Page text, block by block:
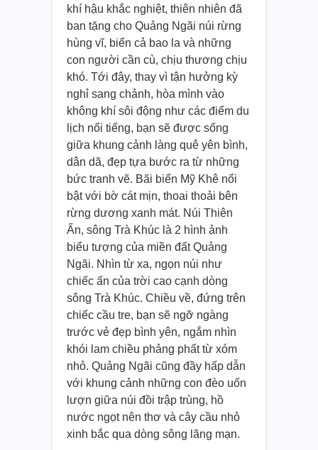
khí hậu khắc nghiệt, thiên nhiên đã
ban tặng cho Quảng Ngãi núi rừng
hùng vĩ, biển cả bao la và những
con người cần cù, chịu thương chịu
khó. Tới đây, thay vì tận hưởng kỳ
nghỉ sang chảnh, hòa mình vào
không khí sôi động như các điểm du
lịch nổi tiếng, bạn sẽ được sống
giữa khung cảnh làng quê yên bình,
dân dã, đẹp tựa bước ra từ những
bức tranh vẽ. Bãi biển Mỹ Khê nổi
bật với bờ cát mịn, thoai thoải bên
rừng dương xanh mát. Núi Thiên
Ấn, sông Trà Khúc là 2 hình ảnh
biểu tượng của miền đất Quảng
Ngãi. Nhìn từ xa, ngọn núi như
chiếc ấn của trời cao cạnh dòng
sông Trà Khúc. Chiều về, đứng trên
chiếc cầu tre, bạn sẽ ngỡ ngàng
trước vẻ đẹp bình yên, ngắm nhìn
khói lam chiều phảng phất từ xóm
nhỏ. Quảng Ngãi cũng đầy hấp dẫn
với khung cảnh những con đèo uốn
lượn giữa núi đồi trập trùng, hồ
nước ngọt nên thơ và cây cầu nhỏ
xinh bắc qua dòng sông lãng mạn.